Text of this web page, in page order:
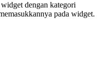
dengan kategori
pada widget.